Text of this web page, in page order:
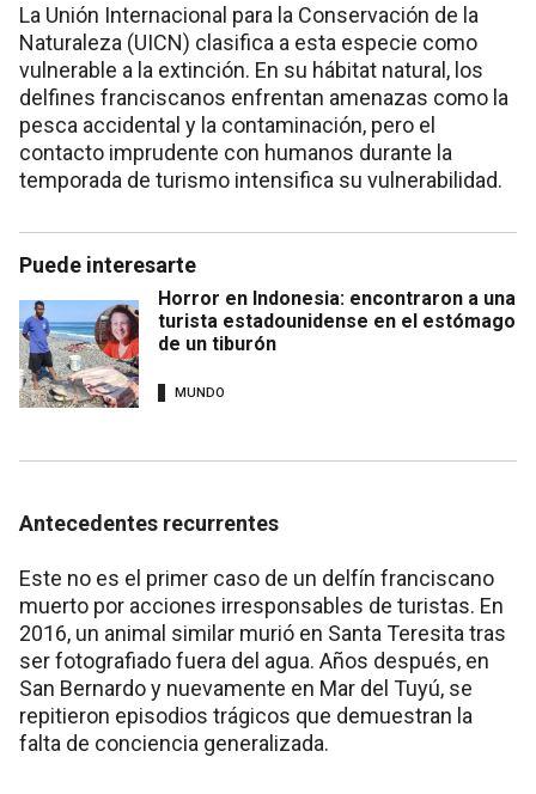
La Unión Internacional para la Conservación de la
Naturaleza (UICN) clasifica a esta especie como
vulnerable a la extinción. En su hábitat natural, los
delfines franciscanos enfrentan amenazas como la
pesca accidental y la contaminación, pero el
contacto imprudente con humanos durante la
temporada de turismo intensifica su vulnerabilidad.
Puede interesarte
Horror en Indonesia: encontraron a una
turista estadounidense en el estómago
de un tiburón
MUNDO
Antecedentes recurrentes
Este no es el primer caso de un delfín franciscano
muerto por acciones irresponsables de turistas. En
2016, un animal similar murió en Santa Teresita tras
ser fotografiado fuera del agua. Años después, en
San Bernardo y nuevamente en Mar del Tuyú, se
repitieron episodios trágicos que demuestran la
falta de conciencia generalizada.